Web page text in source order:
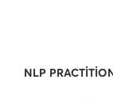
NLP